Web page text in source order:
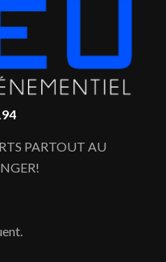
PARTOUT AU